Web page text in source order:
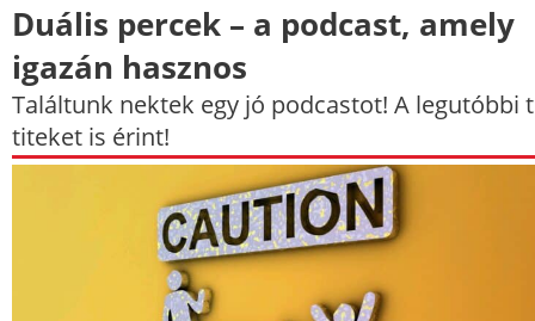
Duális percek – a podcast, amely
igazán hasznos
Találtunk nektek egy jó podcastot! A legutóbbi
titeket is érint!